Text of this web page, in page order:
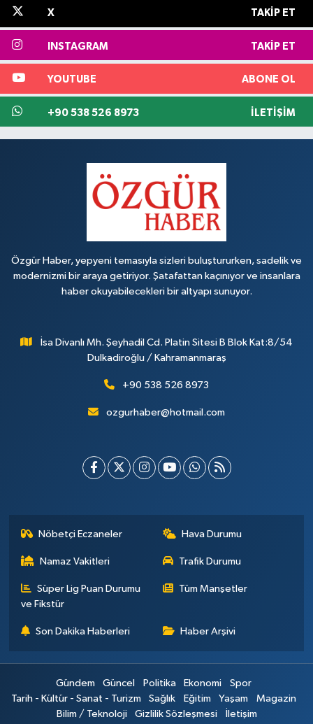
X TAKIP ET
INSTAGRAM TAKIP ET
YOUTUBE ABONE OL
+90 538 526 8973 İLETIŞIM
Özgür Haber, yepyeni temasıyla sizleri buluştururken, sadelik ve
modernizmi bir araya getiriyor. Şatafattan kaçınıyor ve insanlara
haber okuyabilecekleri bir altyapı sunuyor.
İsa Divanlı Mh. Şeyhadil Cd. Platin Sitesi B Blok Kat:8/54
Dulkadiroğlu / Kahramanmaraş
+90 538 526 8973
ozgurhaber@hotmail.com
Nöbetçi Eczaneler Hava Durumu
Namaz Vakitleri Trafik Durumu
Süper Lig Puan Durumu
ve Fikstür
Tüm Manşetler
Son Dakika Haberleri Haber Arşivi
Gündem Güncel Politika Ekonomi
Spor
Tarih - Kültür - Sanat - Turizm
Sağlık Eğitim Yaşam
Magazin
Bilim / Teknoloji
Gizlilik Sözleşmesi İletişim